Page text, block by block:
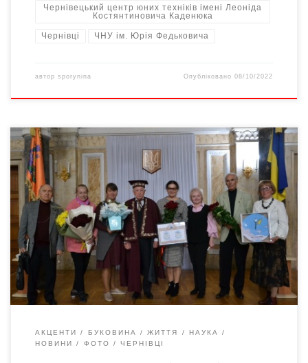
Чернівецький центр юних техніків імені Леоніда
Костянтиновича Каденюка
Чернівці ЧНУ ім. Юрія Федьковича
автор sporynina Опубліковано08/10/2022
4 жовтня стартує Всесвітній тижень космосу (World Space
Week) для відзначення внеску космічної науки і технологій у
поліпшення умов життя людини на Землі. 4 жовтня – 147-а
річниця від дня заснування Чернівецького національного
університету ім. Юрія Федьковича. Alma Mater – 147! 4 жовтня
2022 року у Мармуровій залі ЧНУ ім. […]
АКЦЕНТИ БУКОВИНА ЖИТТЯ
НАУКА
НОВИНИ
ФОТО ЧЕРНІВЦІ